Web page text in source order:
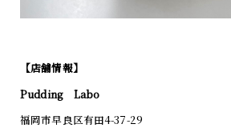
【店舗情報】
Pudding Labo
福岡市早良区有田4-37-29